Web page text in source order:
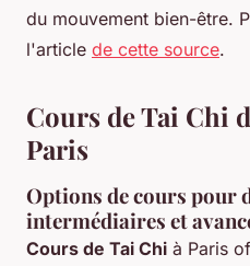
du mouvement bien-être.
l'article de cette source.
Cours de Tai Chi
Paris
Options de cours pour
intermédiaires et
Cours de Tai Chi à Paris